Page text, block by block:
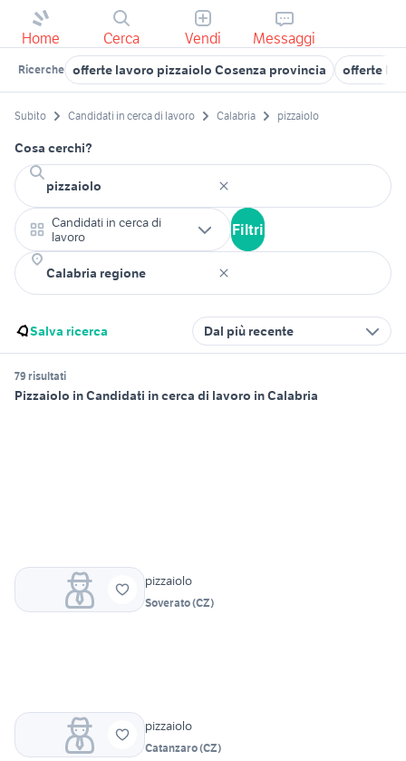
Home Cerca Vendi Messaggi
Ricerche offerte lavoro pizzaiolo Cosenza provincia offerte
Subito Candidati in cerca di lavoro Calabria pizzaiolo
Cosa cerchi?
Candidati in cerca di
lavoro
Filtri
Salva ricerca Dal più recente
79 risultati
Pizzaiolo in Candidati in cerca di lavoro in Calabria
pizzaiolo
Soverato(CZ)
pizzaiolo
Catanzaro(CZ)